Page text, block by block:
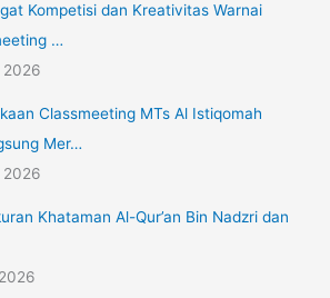
Kompetisi dan Kreativitas Warnai
…
2026
Classmeeting MTs Al Istiqomah
Mer…
2026
Khataman Al-Qur’an Bin Nadzri dan